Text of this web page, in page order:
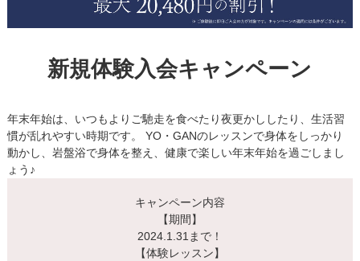
新規体験入会キャンペーン
年末年始は、いつもよりご馳走を食べたり夜更かししたり、生活習
慣が乱れやすい時期です。 YO・GANのレッスンで身体をしっかり
動かし、岩盤浴で身体を整え、健康で楽しい年末年始を過ごしまし
ょう♪
キャンペーン内容
【期間】
2024.1.31まで！
【体験レッスン】